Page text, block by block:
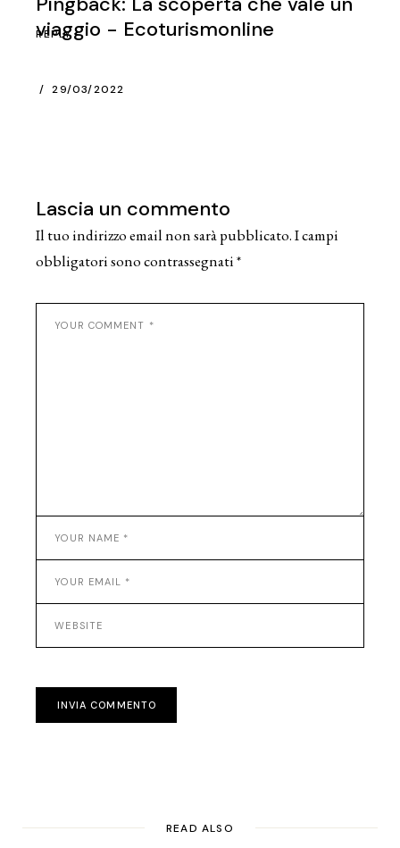
viaggio - Ecoturismonline
29/03/2022
REPLY
Lascia un commento
Il tuo indirizzo email non sarà pubblicato.I campi
obbligatori sono contrassegnati*
INVIA COMMENTO
READ ALSO